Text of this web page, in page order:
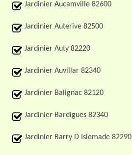
Jardinier Aucamville 82600
Jardinier Auterive 82500
Jardinier Auty 82220
Jardinier Auvillar 82340
Jardinier Balignac 82120
Jardinier Bardigues 82340
Jardinier Barry D Islemade 82290